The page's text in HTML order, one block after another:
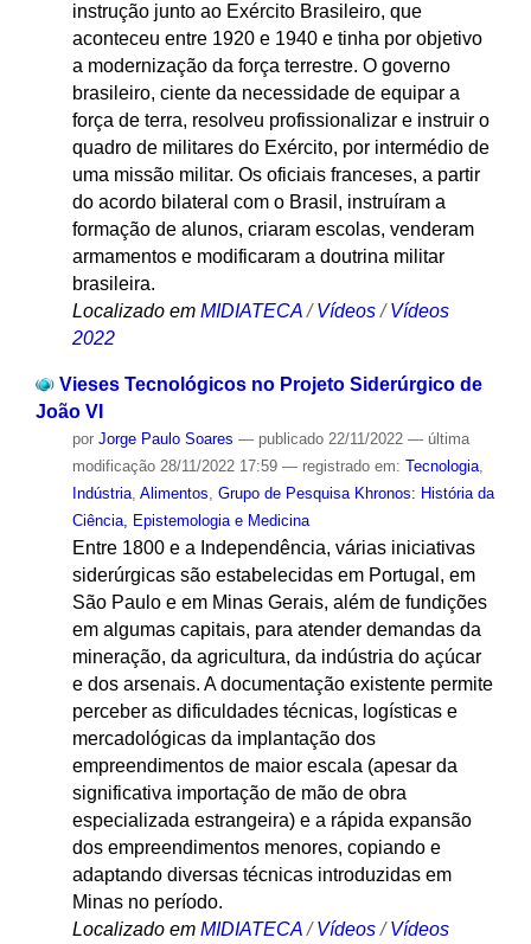
instrução junto ao Exército Brasileiro, que
aconteceu entre 1920 e 1940 e tinha por objetivo
a modernização da força terrestre. O governo
brasileiro, ciente da necessidade de equipar a
força de terra, resolveu profissionalizar e instruir o
quadro de militares do Exército, por intermédio de
uma missão militar. Os oficiais franceses, a partir
do acordo bilateral com o Brasil, instruíram a
formação de alunos, criaram escolas, venderam
armamentos e modificaram a doutrina militar
brasileira.
Localizado em MIDIATECA /Vídeos /Vídeos
2022
Vieses Tecnológicos no Projeto Siderúrgico de
João VI
por Jorge Paulo Soares — publicado22/11/2022 — última
modificação28/11/2022 17:59 — registrado em: Tecnologia,
Indústria, Alimentos, Grupo de Pesquisa Khronos: História da
Ciência, Epistemologia e Medicina
Entre 1800 e a Independência, várias iniciativas
siderúrgicas são estabelecidas em Portugal, em
São Paulo e em Minas Gerais, além de fundições
em algumas capitais, para atender demandas da
mineração, da agricultura, da indústria do açúcar
e dos arsenais. A documentação existente permite
perceber as dificuldades técnicas, logísticas e
mercadológicas da implantação dos
empreendimentos de maior escala (apesar da
significativa importação de mão de obra
especializada estrangeira) e a rápida expansão
dos empreendimentos menores, copiando e
adaptando diversas técnicas introduzidas em
Minas no período.
Localizado em MIDIATECA /Vídeos /Vídeos